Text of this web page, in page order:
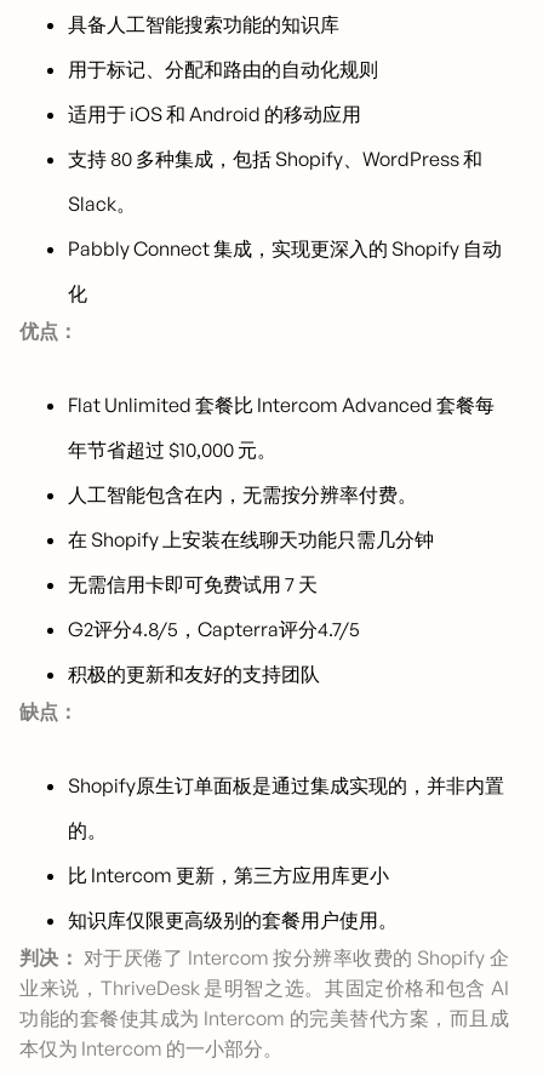
具备人工智能搜索功能的知识库
用于标记、分配和路由的自动化规则
适用于 iOS 和 Android 的移动应用
支持 80 多种集成，包括 Shopify、WordPress 和
Slack。
Pabbly Connect 集成，实现更深入的 Shopify 自动
化
优点：
Flat Unlimited 套餐比 Intercom Advanced 套餐每
年节省超过 $10,000 元。
人工智能包含在内，无需按分辨率付费。
在 Shopify 上安装在线聊天功能只需几分钟
无需信用卡即可免费试用 7 天
G2评分4.8/5，Capterra评分4.7/5
积极的更新和友好的支持团队
缺点：
Shopify原生订单面板是通过集成实现的，并非内置
的。
比 Intercom 更新，第三方应用库更小
知识库仅限更高级别的套餐用户使用。
判决： 对于厌倦了 Intercom 按分辨率收费的 Shopify 企
业来说，ThriveDesk 是明智之选。其固定价格和包含 AI
功能的套餐使其成为 Intercom 的完美替代方案，而且成
本仅为 Intercom 的一小部分。